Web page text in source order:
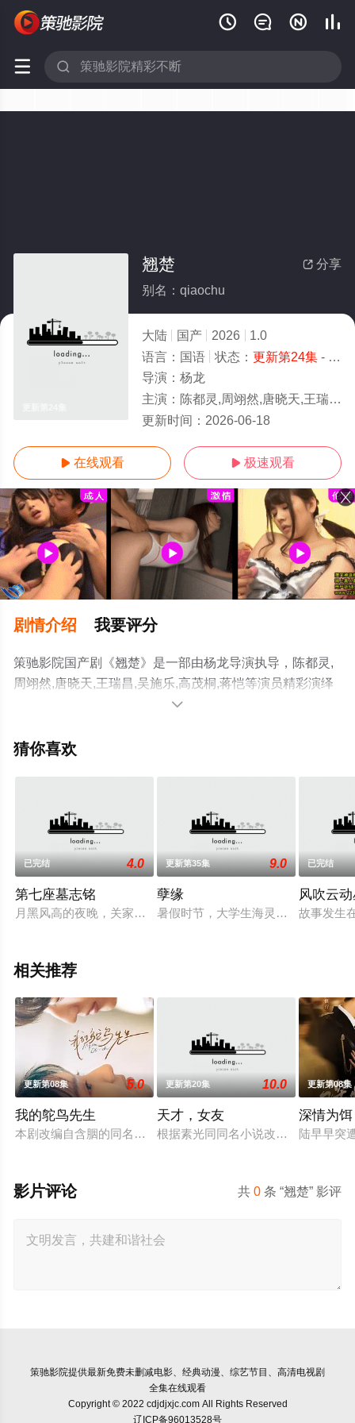
   
 
 分享
翘楚
别名：qiaochu
大陆 国产 2026
1.0
语言： 国语 状态： 更新第24集- 免费在线观看
导演： 杨龙
主演： 陈都灵,周翊然,唐晓天,王瑞昌,吴施乐,高茂桐,蒋恺
更新时间： 2026-06-18
 在线观看  极速观看
剧情介绍 我要评分
策驰影院国产剧《翘楚》是一部由杨龙导演执导，陈都灵,
周翊然,唐晓天,王瑞昌,吴施乐,高茂桐,蒋恺等演员精彩演绎
的大陆电视剧，手机免费观看高清无删减完整版电视剧全
电视猫或剧情网等平台了解。

猜你喜欢
已完结 4.0
第七座墓志铭
月黑风高的夜晚，关家族长关少雄的无头尸体镶着金头秘密下
更新第35集 9.0
孽缘
暑假时节，大学生海灵（霍思燕 饰
已完结
风吹云
故事发生
相关推荐
更新第08集 5.0
我的鸵鸟先生
本剧改编自含胭的同名小说，讲述了邻家女孩庞倩（苏晓彤 饰
更新第20集 10.0
天才，女友
根据素光同同名小说改编。江逾白长
更新第08集
深情为饵
陆早早突
共0 条 “翘楚” 影评
影片评论
策驰影院提供最新免费未删减电影、经典动漫、综艺节目、高清电视剧
全集在线观看
Copyright © 2022 cdjdjxjc.com All Rights Reserved
辽ICP备96013528号